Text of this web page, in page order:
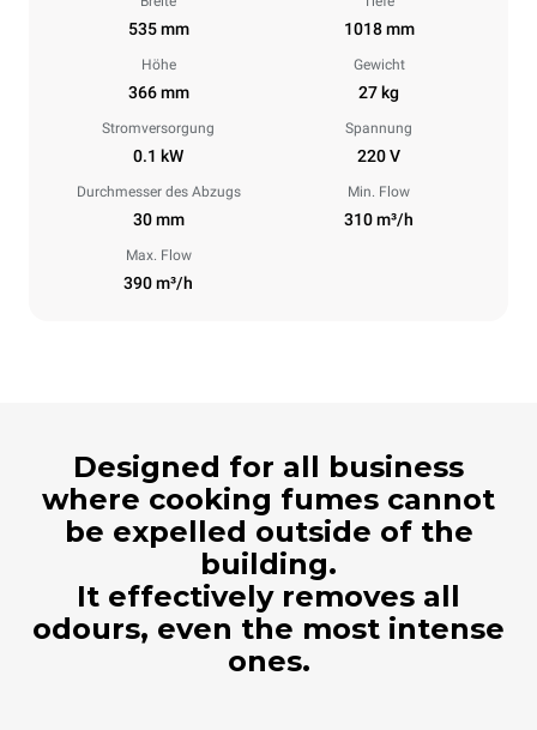
535 mm 1018 mm
Höhe
366 mm
Gewicht
27 kg
Stromversorgung
0.1 kW
Spannung
220 V
Durchmesser des Abzugs
30 mm
Min. Flow
310 m³/h
Max. Flow
390 m³/h
Designed for all business
where cooking fumes cannot
be expelled outside of the
building.
It effectively removes all
odours, even the most intense
ones.